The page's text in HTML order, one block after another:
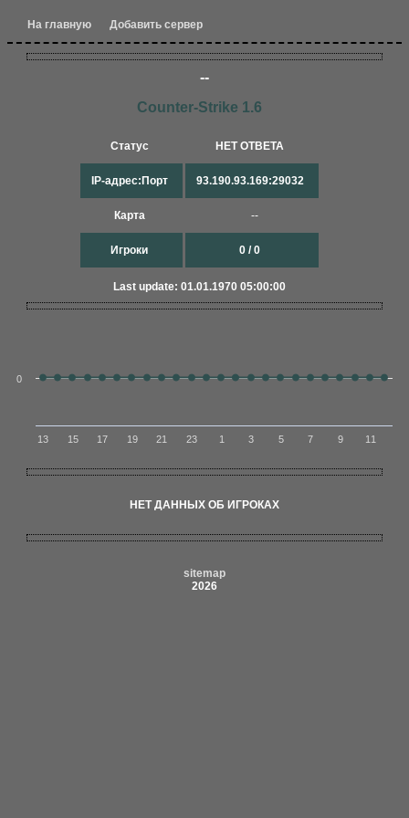
На главную Добавить сервер
--
Counter-Strike 1.6
Статус
IP-адрес:Порт
Карта
Игроки
НЕТ ОТВЕТА
93.190.93.169:29032
--
0 / 0
Last update: 01.01.1970 05:00:00
13 15 17 19 21 23 1 3 5 7 9 11
0
НЕТ ДАННЫХ ОБ ИГРОКАХ
sitemap
2026